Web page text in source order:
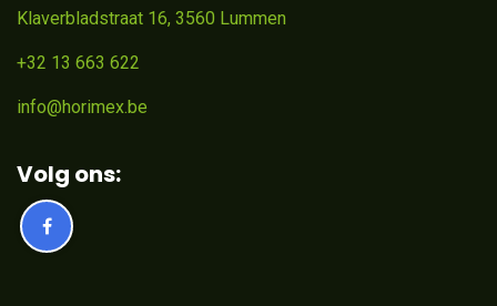
Klaverbladstraat 16, 3560 Lummen
+32 13 663 622
info@horimex.be
Volg ons: